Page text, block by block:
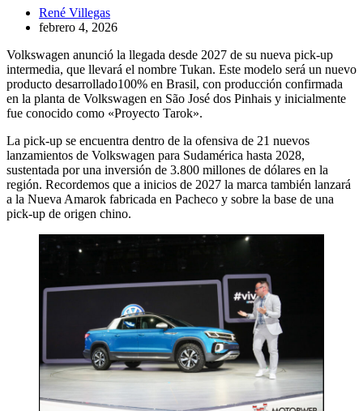
René Villegas
febrero 4, 2026
Volkswagen anunció la llegada desde 2027 de su nueva pick-up
intermedia, que llevará el nombre Tukan. Este modelo será un nuevo
producto desarrollado100% en Brasil, con producción confirmada
en la planta de Volkswagen en São José dos Pinhais y inicialmente
fue conocido como «Proyecto Tarok».
La pick-up se encuentra dentro de la ofensiva de 21 nuevos
lanzamientos de Volkswagen para Sudamérica hasta 2028,
sustentada por una inversión de 3.800 millones de dólares en la
región. Recordemos que a inicios de 2027 la marca también lanzará
a la Nueva Amarok fabricada en Pacheco y sobre la base de una
pick-up de origen chino.